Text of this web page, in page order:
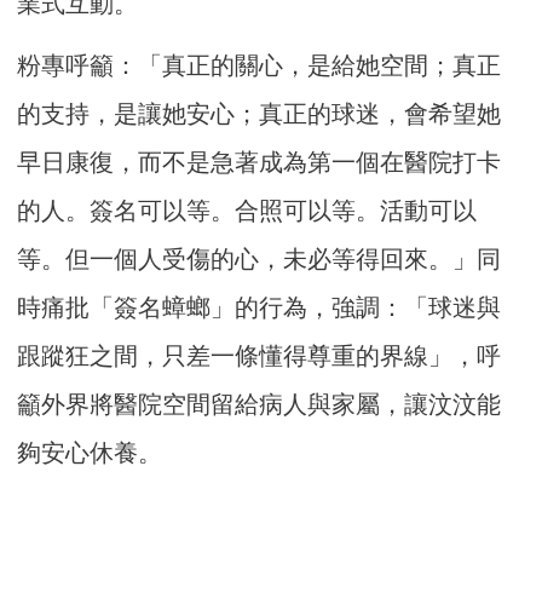
粉專呼籲：「真正的關心，是給她空間；真正
的支持，是讓她安心；真正的球迷，會希望她
早日康復，而不是急著成為第一個在醫院打卡
的人。簽名可以等。合照可以等。活動可以
等。但一個人受傷的心，未必等得回來。」同
時痛批「簽名蟑螂」的行為，強調：「球迷與
跟蹤狂之間，只差一條懂得尊重的界線」，呼
籲外界將醫院空間留給病人與家屬，讓汶汶能
夠安心休養。